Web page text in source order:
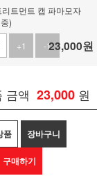
트먼트 캡 파마모자
)
+1
-123,000원
금액 23,000 원
품 장바구니
구매하기